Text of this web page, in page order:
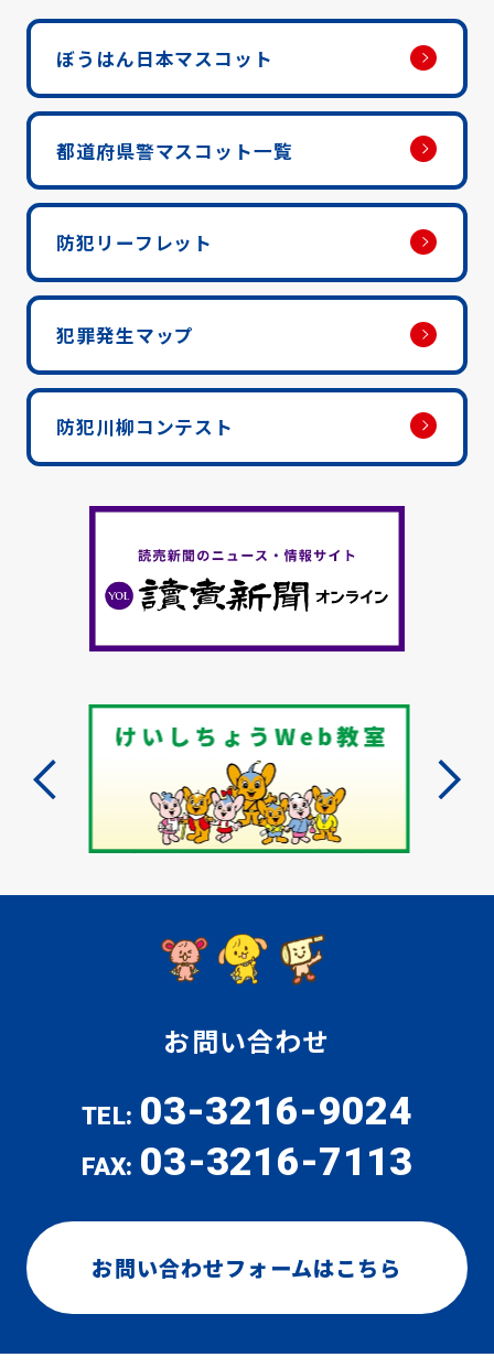
ぼうはん日本マスコット
都道府県警マスコット一覧
防犯リーフレット
犯罪発生マップ
防犯川柳コンテスト
お問い合わせ
TEL: 03-3216-9024
FAX: 03-3216-7113
お問い合わせフォームはこちら